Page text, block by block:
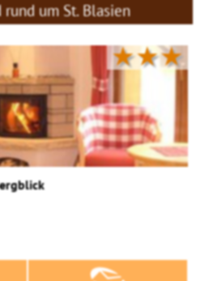
um St. Blasien
★★★